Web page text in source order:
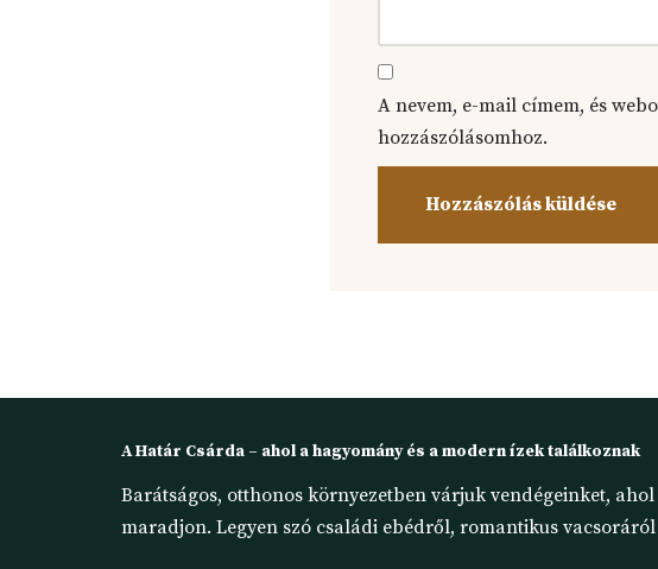
A nevem, e-mail címem, és
hozzászólásomhoz.
A Határ Csárda – ahol a hagyomány és a modern ízek találkoznak
Barátságos, otthonos környezetben várjuk vendégeinket,
maradjon. Legyen szó családi ebédről, romantikus